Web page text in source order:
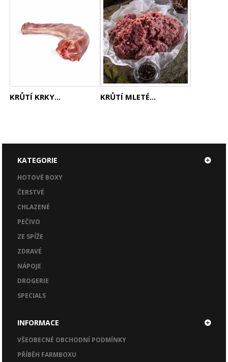
KRŮTÍ KRKY... KRŮTÍ MLETÉ...
KATEGORIE
HOTOVÉ BOXY
ČERSTVÉ
CHLAZENÉ
PEČIVO
ZE SPÍŽE
ZDRAVÉ
NÁPOJE
DROGERIE
SPECIALS
INFORMACE
VŠEOBECNÉ OBCHODNÍ PODMÍNKY
PŘÍBĚH FARMBOXU